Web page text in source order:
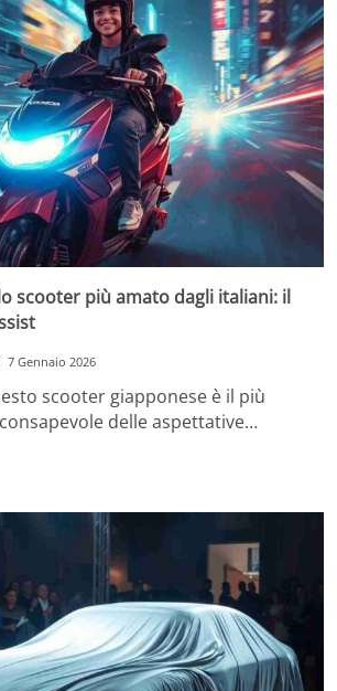
scooter più amato dagli italiani: il
7 Gennaio 2026
scooter giapponese è il più
delle aspettative…